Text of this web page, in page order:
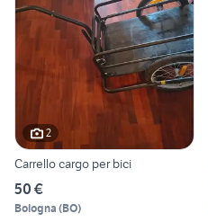
2
Carrello cargo per bici
50 €
Bologna (BO)